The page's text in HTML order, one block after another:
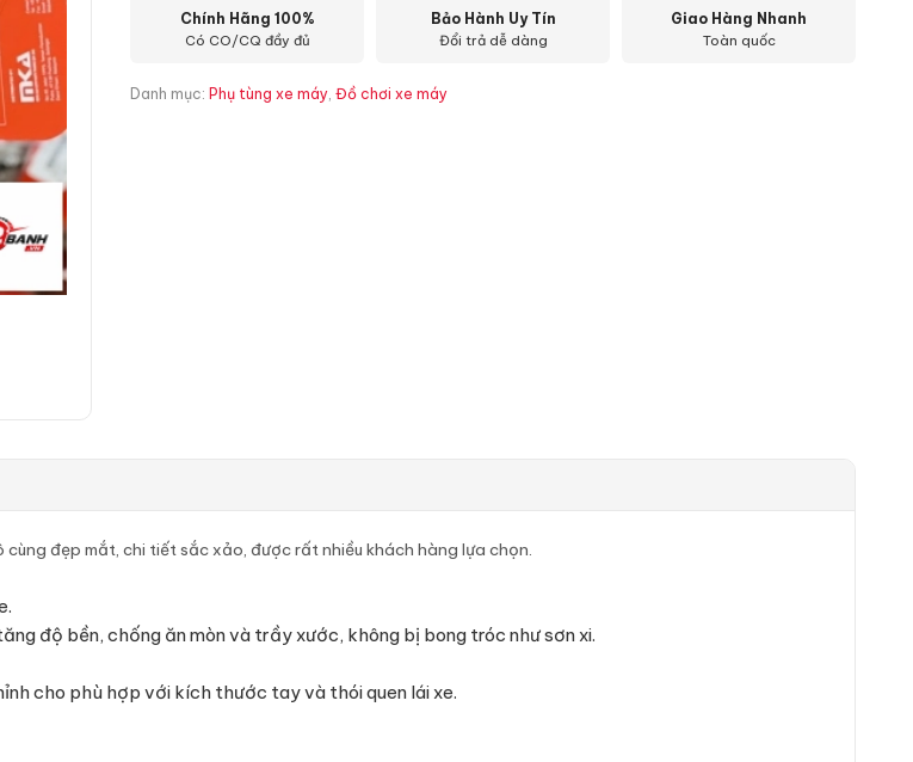
Chính Hãng 100%
Có CO/CQ đầy đủ
Bảo Hành Uy Tín
Đổi trả dễ dàng
Giao Hàng Nhanh
Toàn quốc
Danh mục: Phụ tùng xe máy, Đồ chơi xe máy
cùng đẹp mắt, chi tiết sắc xảo, được rất nhiều khách hàng lựa chọn.
độ bền, chống ăn mòn và trầy xước, không bị bong tróc như sơn xi.
cho phù hợp với kích thước tay và thói quen lái xe.